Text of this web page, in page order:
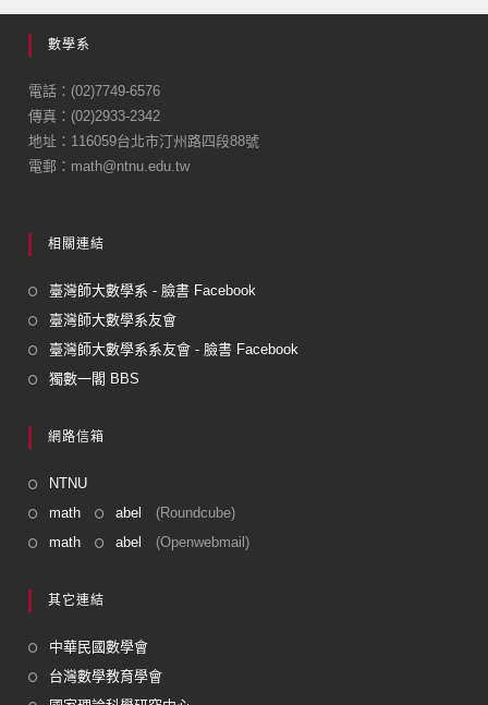
e
b
o
o
k
數學系
電話：(02)7749-6576
傳真：(02)2933-2342
地址：116059台北市汀州路四段88號
電郵：math@ntnu.edu.tw
相關連結
臺灣師大數學系 - 臉書 Facebook
臺灣師大數學系友會
臺灣師大數學系系友會 - 臉書 Facebook
獨數一閣 BBS
網路信箱
NTNU
math
abel
(Roundcube)
math
abel (Openwebmail)
其它連結
中華民國數學會
台灣數學教育學會